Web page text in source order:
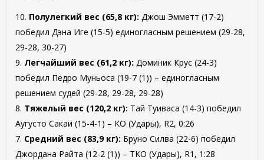
10. Полулегкий вес (65,8 кг): Джош Эмметт (17-2)
победил Дэна Иге (15-5) единогласным решением (29-28,
29-28, 30-27)
9. Легчайший вес (61,2 кг): Доминик Крус (24-3)
победил Педро Муньоса (19-7 (1)) – единогласным
решением судей (29-28, 29-28, 29-28)
8. Тяжелый вес (120,2 кг): Тай Туиваса (14-3) победил
Аугусто Сакаи (15-4-1) – КО (Удары), R2, 0:26
7. Средний вес (83,9 кг): Бруно Силва (22-6) победил
Джордана Райта (12-2 (1)) – TKO (Удары), R1, 1:28